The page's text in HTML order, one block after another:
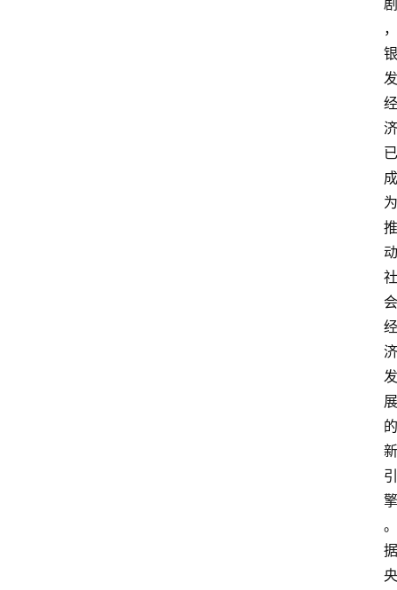
剧
，
银
发
经
济
已
成
为
推
动
社
会
经
济
发
展
的
新
引
擎
。
据
央